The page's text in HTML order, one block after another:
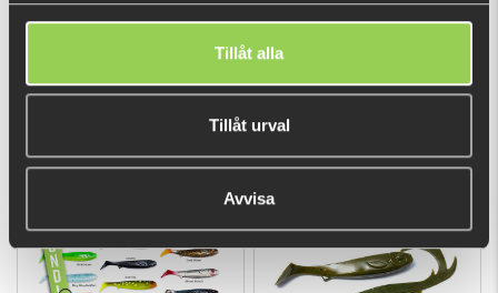
Tillåt alla
Tillåt urval
Avvisa
för kallvatten fiske
Miuras Mouse 23cm med
Tail